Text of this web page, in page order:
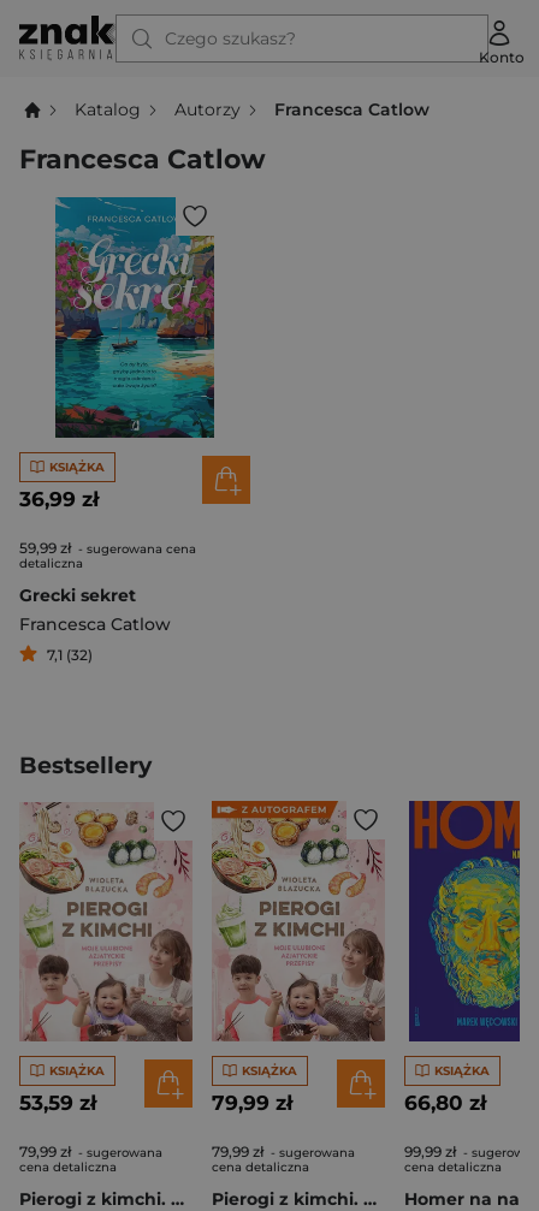
Czego szukasz?
Konto
Katalog Autorzy Francesca Catlow
Francesca Catlow
KSIĄŻKA
36,99 zł
59,99 zł - sugerowana cena
detaliczna
Grecki sekret
Francesca Catlow
7,1 (32)
Bestsellery
KSIĄŻKA
53,59 zł
79,99 zł - sugerowana
cena detaliczna
Pierogi z kimchi. Moje ulubione azjatyckie przepisy
KSIĄŻKA
79,99 zł
79,99 zł - sugerowana
cena detaliczna
Pierogi z kimchi. Moje ulubione azjatyckie przepisy - książka z autografem
KSIĄŻKA
66,80 zł
99,99 zł -
cena detaliczna